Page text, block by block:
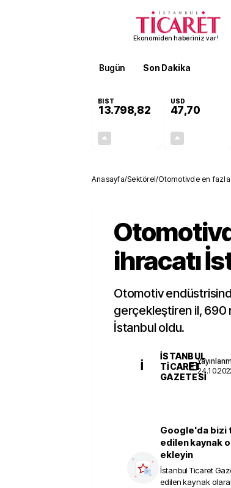
Ekonomiden haberiniz var!
Bugün Son Dakika
BIST
13.798,82
USD
47,70
Anasayfa/Sektörel/Otomotivde en fazla
ihracatı
Otomotiv
gerçekleştiren il, 690
İstanbul oldu.
İ
İSTANBUL
TICARET
GAZETESI
Google'da bizi
edilen kaynak
ekleyin
İstanbul Ticaret
edilen kaynak